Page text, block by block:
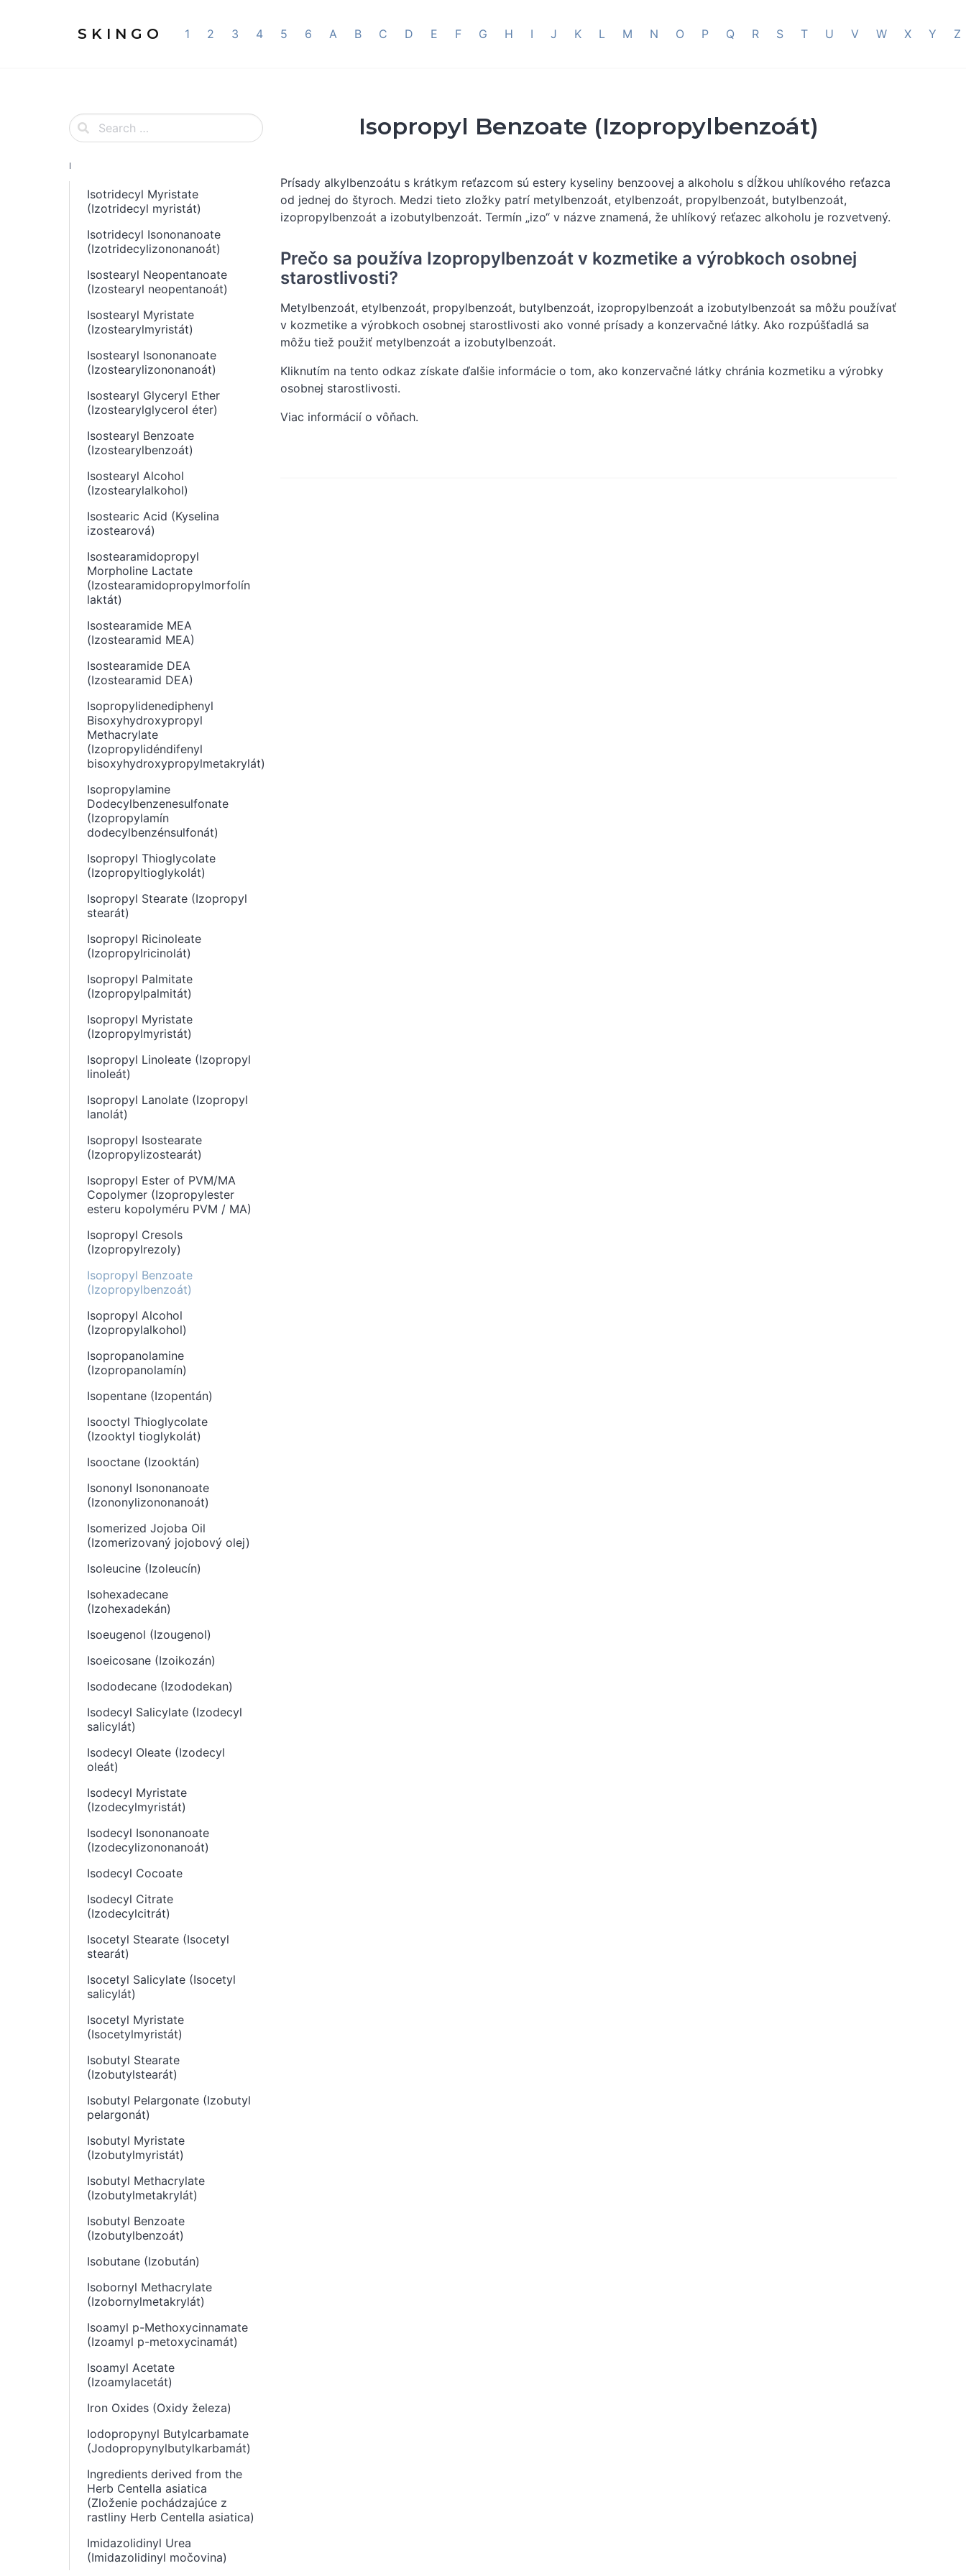
S K I N G O 1 2 3 4 5 6 A B C D E F G H I J K L M N O P Q R S T U V W X Y Z
I
Isotridecyl Myristate
(Izotridecyl myristát)
Isotridecyl Isononanoate
(Izotridecylizononanoát)
Isostearyl Neopentanoate
(Izostearyl neopentanoát)
Isostearyl Myristate
(Izostearylmyristát)
Isostearyl Isononanoate
(Izostearylizononanoát)
Isostearyl Glyceryl Ether
(Izostearylglycerol éter)
Isostearyl Benzoate
(Izostearylbenzoát)
Isostearyl Alcohol
(Izostearylalkohol)
Isostearic Acid (Kyselina
izostearová)
Isostearamidopropyl
Morpholine Lactate
(Izostearamidopropylmorfolín
laktát)
Isostearamide MEA
(Izostearamid MEA)
Isostearamide DEA
(Izostearamid DEA)
Isopropylidenediphenyl
Bisoxyhydroxypropyl
Methacrylate
(Izopropylidéndifenyl
bisoxyhydroxypropylmetakrylát)
Isopropylamine
Dodecylbenzenesulfonate
(Izopropylamín
dodecylbenzénsulfonát)
Isopropyl Thioglycolate
(Izopropyltioglykolát)
Isopropyl Stearate (Izopropyl
stearát)
Isopropyl Ricinoleate
(Izopropylricinolát)
Isopropyl Palmitate
(Izopropylpalmitát)
Isopropyl Myristate
(Izopropylmyristát)
Isopropyl Linoleate (Izopropyl
linoleát)
Isopropyl Lanolate (Izopropyl
lanolát)
Isopropyl Isostearate
(Izopropylizostearát)
Isopropyl Ester of PVM/MA
Copolymer (Izopropylester
esteru kopolyméru PVM / MA)
Isopropyl Cresols
(Izopropylrezoly)
Isopropyl Benzoate
(Izopropylbenzoát)
Isopropyl Alcohol
(Izopropylalkohol)
Isopropanolamine
(Izopropanolamín)
Isopentane (Izopentán)
Isooctyl Thioglycolate
(Izooktyl tioglykolát)
Isooctane (Izooktán)
Isononyl Isononanoate
(Izononylizononanoát)
Isomerized Jojoba Oil
(Izomerizovaný jojobový olej)
Isoleucine (Izoleucín)
Isohexadecane
(Izohexadekán)
Isoeugenol (Izougenol)
Isoeicosane (Izoikozán)
Isododecane (Izododekan)
Isodecyl Salicylate (Izodecyl
salicylát)
Isodecyl Oleate (Izodecyl
oleát)
Isodecyl Myristate
(Izodecylmyristát)
Isodecyl Isononanoate
(Izodecylizononanoát)
Isodecyl Cocoate
Isodecyl Citrate
(Izodecylcitrát)
Isocetyl Stearate (Isocetyl
stearát)
Isocetyl Salicylate (Isocetyl
salicylát)
Isocetyl Myristate
(Isocetylmyristát)
Isobutyl Stearate
(Izobutylstearát)
Isobutyl Pelargonate (Izobutyl
pelargonát)
Isobutyl Myristate
(Izobutylmyristát)
Isobutyl Methacrylate
(Izobutylmetakrylát)
Isobutyl Benzoate
(Izobutylbenzoát)
Isobutane (Izobután)
Isobornyl Methacrylate
(Izobornylmetakrylát)
Isoamyl p-Methoxycinnamate
(Izoamyl p-metoxycinamát)
Isoamyl Acetate
(Izoamylacetát)
Iron Oxides (Oxidy železa)
Iodopropynyl Butylcarbamate
(Jodopropynylbutylkarbamát)
Ingredients derived from the
Herb Centella asiatica
(Zloženie pochádzajúce z
rastliny Herb Centella asiatica)
Imidazolidinyl Urea
(Imidazolidinyl močovina)
Isopropyl Benzoate (Izopropylbenzoát)
Prísady alkylbenzoátu s krátkym reťazcom sú estery kyseliny benzoovej a alkoholu s dĺžkou uhlíkového reťazca
od jednej do štyroch. Medzi tieto zložky patrí metylbenzoát, etylbenzoát, propylbenzoát, butylbenzoát,
izopropylbenzoát a izobutylbenzoát. Termín „izo“ v názve znamená, že uhlíkový reťazec alkoholu je rozvetvený.
Prečo sa používa Izopropylbenzoát v kozmetike a výrobkoch osobnej
starostlivosti?
Metylbenzoát, etylbenzoát, propylbenzoát, butylbenzoát, izopropylbenzoát a izobutylbenzoát sa môžu používať
v kozmetike a výrobkoch osobnej starostlivosti ako vonné prísady a konzervačné látky. Ako rozpúšťadlá sa
môžu tiež použiť metylbenzoát a izobutylbenzoát.
Kliknutím na tento odkaz získate ďalšie informácie o tom, ako konzervačné látky chránia kozmetiku a výrobky
osobnej starostlivosti.
Viac informácií o vôňach.